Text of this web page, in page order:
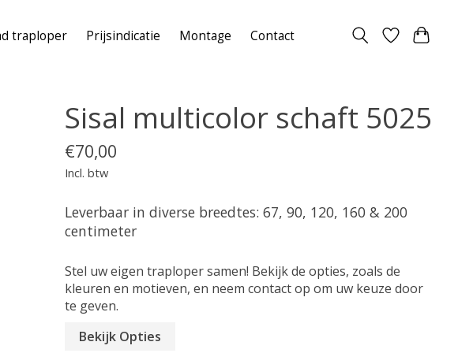
traploper Prijsindicatie Montage Contact
Sisal multicolor schaft 5025
€70,00
Incl. btw
Leverbaar in diverse breedtes: 67, 90, 120, 160 & 200
centimeter
Stel uw eigen traploper samen! Bekijk de opties, zoals de
kleuren en motieven, en neem contact op om uw keuze door
te geven.
Bekijk Opties